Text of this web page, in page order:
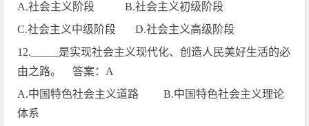
A.社会主义阶段 B.社会主义初级阶段
C.社会主义中级阶段 D.社会主义高级阶段
12._____ 是实现社会主义现代化、创造人民美好生活的必
由之路。 答案： A
A.中国特色社会主义道路 B.中国特色社会主义理论
体系